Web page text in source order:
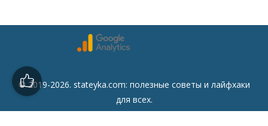
© 2019-2026. stateyka.com: полезные советы и лайфхаки
для всех.